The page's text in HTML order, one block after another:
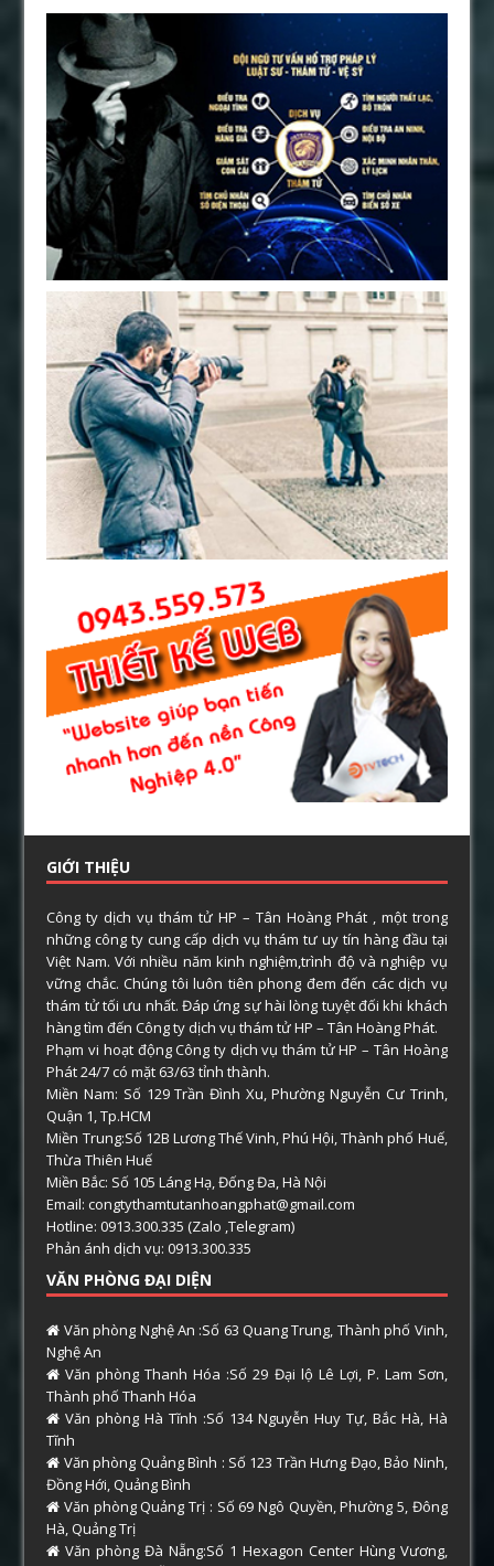
GIỚI THIỆU
Công ty dịch vụ thám tử HP – Tân Hoàng Phát , một trong
những công ty cung cấp dịch vụ thám tư uy tín hàng đầu tại
Việt Nam. Với nhiều năm kinh nghiệm,trình độ và nghiệp vụ
vững chắc. Chúng tôi luôn tiên phong đem đến các dịch vụ
thám tử tối ưu nhất. Đáp ứng sự hài lòng tuyệt đối khi khách
hàng tìm đến Công ty dịch vụ thám tử HP – Tân Hoàng Phát.
Phạm vi hoạt động Công ty dịch vụ thám tử HP – Tân Hoàng
Phát 24/7 có mặt 63/63 tỉnh thành.
Miền Nam: Số 129 Trần Đình Xu, Phường Nguyễn Cư Trinh,
Quận 1, Tp.HCM
Miền Trung:Số 12B Lương Thế Vinh, Phú Hội, Thành phố Huế,
Thừa Thiên Huế
Miền Bắc: Số 105 Láng Hạ, Đống Đa, Hà Nội
Email: congtythamtutanhoangphat@gmail.com
Hotline: 0913.300.335 (Zalo ,Telegram)
Phản ánh dịch vụ: 0913.300.335
VĂN PHÒNG ĐẠI DIỆN
Văn phòng Nghệ An :Số 63 Quang Trung, Thành phố Vinh,
Nghệ An
Văn phòng Thanh Hóa :Số 29 Đại lộ Lê Lợi, P. Lam Sơn,
Thành phố Thanh Hóa
Văn phòng Hà Tĩnh :Số 134 Nguyễn Huy Tự, Bắc Hà, Hà
Tĩnh
Văn phòng Quảng Bình : Số 123 Trần Hưng Đạo, Bảo Ninh,
Đồng Hới, Quảng Bình
Văn phòng Quảng Trị : Số 69 Ngô Quyền, Phường 5, Đông
Hà, Quảng Trị
Văn phòng Đà Nẵng:Số 1 Hexagon Center Hùng Vương,